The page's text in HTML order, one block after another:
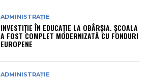
ADMINISTRAȚIE
INVESTIȚIE ÎN EDUCAȚIE LA OBÂRȘIA. ȘCOALA
A FOST COMPLET MODERNIZATĂ CU FONDURI
EUROPENE
ADMINISTRAȚIE